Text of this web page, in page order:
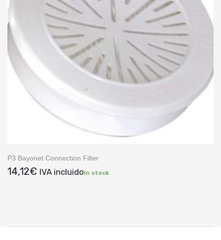
P3 Bayonet Connection Filter
14,12€ IVA incluidoIn stock